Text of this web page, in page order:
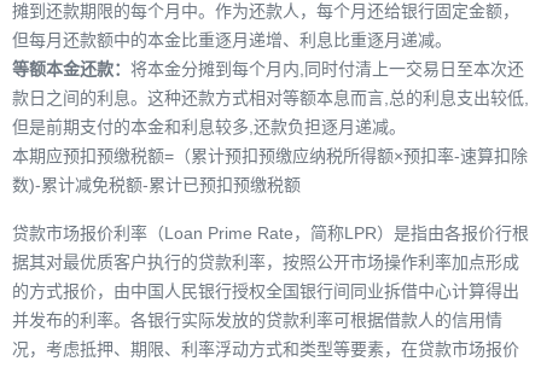
摊到还款期限的每个月中。作为还款人，每个月还给银行固定金额，
但每月还款额中的本金比重逐月递增、利息比重逐月递减。
等额本金还款： 将本金分摊到每个月内,同时付清上一交易日至本次还
款日之间的利息。这种还款方式相对等额本息而言,总的利息支出较低,
但是前期支付的本金和利息较多,还款负担逐月递减。
本期应预扣预缴税额=（累计预扣预缴应纳税所得额×预扣率-速算扣除
数)-累计减免税额-累计已预扣预缴税额
贷款市场报价利率（Loan Prime Rate，简称LPR）是指由各报价行根
据其对最优质客户执行的贷款利率，按照公开市场操作利率加点形成
的方式报价，由中国人民银行授权全国银行间同业拆借中心计算得出
并发布的利率。各银行实际发放的贷款利率可根据借款人的信用情
况，考虑抵押、期限、利率浮动方式和类型等要素，在贷款市场报价